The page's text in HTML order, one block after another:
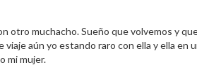
otro muchacho. Sueño que volvemos y
aún yo estando raro con ella y ella
mi mujer.